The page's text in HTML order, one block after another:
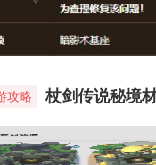
攻略 杖剑传说秘境